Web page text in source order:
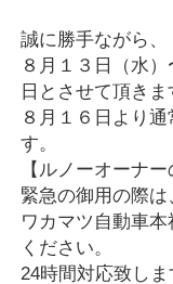
誠に勝手ながら、
８月１３日（水
日とさせて頂きま
８月１６日より
す。
【ルノーオーナー
緊急の御用の際
ワカマツ自動車
ください。
24時間対応致しま